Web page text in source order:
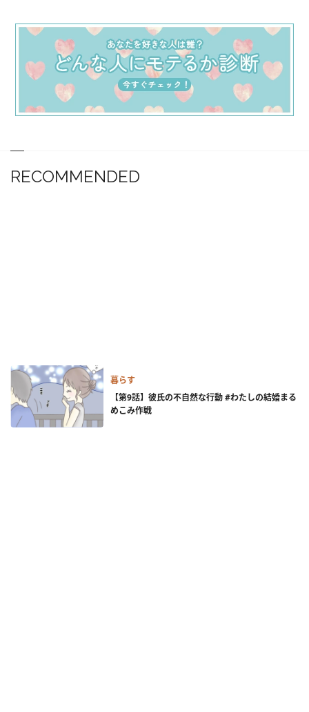
RECOMMENDED
暮らす
【第9話】彼氏の不自然な行動 #わたしの結婚まる
めこみ作戦